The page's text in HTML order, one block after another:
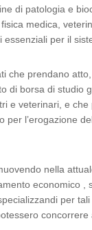
di patologia e
medica,
per il
prendano
di borsa di studio
e veterinari, e
l’erogazione
nella
economico
per